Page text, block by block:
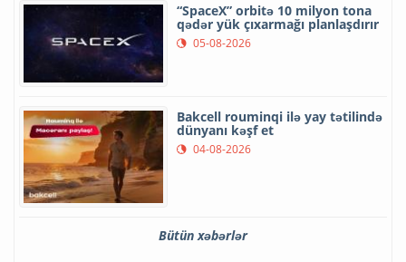
“SpaceX” orbitə 10 milyon tona
qədər yük çıxarmağı planlaşdırır
05-08-2026
Bakcell rouminqi ilə yay tətilində
dünyanı kəşf et
04-08-2026
Bütün xəbərlər